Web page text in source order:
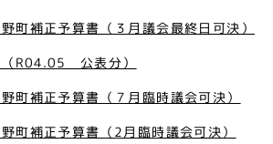
町補正予算書（３月議会最終日可決）
（R04.05 公表分）
町補正予算書（７月臨時議会可決）
町補正予算書（2月臨時議会可決）